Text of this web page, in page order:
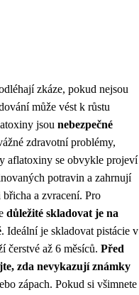
zkáze, pokud nejsou
může vést k růstu
jsou nebezpečné
zdravotní problémy,
aflatoxiny se obvykle projeví
potravin a zahrnují
a zvracení. Pro
důležité skladovat je na
. Ideální je skladovat pistácie v
čerstvé až 6 měsíců. Před
zda nevykazují známky
zápach. Pokud si všimnete